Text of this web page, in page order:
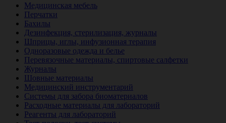
Медицинская мебель
Перчатки
Бахилы
Дезинфекция, стерилизация, журналы
Шприцы, иглы, инфузионная терапия
Одноразовые одежда и белье
Перевязочные материалы, спиртовые салфетки
Журналы
Шовные материалы
Медицинский инструментарий
Системы для забора биоматериалов
Расходные материалы для лабораторий
Реагенты для лабораторий